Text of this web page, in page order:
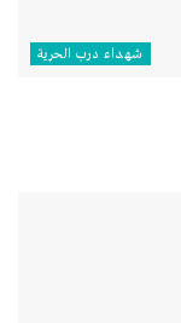
شهداء درب الحرية